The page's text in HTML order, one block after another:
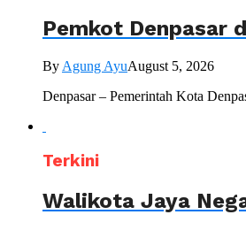
Pemkot Denpasar
By Agung AyuAugust 5, 2026
Denpasar – Pemerintah Kota
Terkini
Walikota Jaya